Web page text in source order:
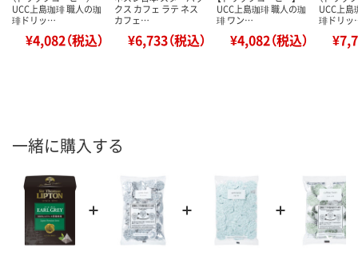
UCC上島珈琲 職人の珈
琲ドリッ…
¥4,082（税込）
クス カフェ ラテ ネス
カフェ…
¥6,733（税込）
UCC上島珈琲 職人の珈
琲 ワン…
¥4,082（税込）
UCC上島
琲ドリ
一緒に購入する